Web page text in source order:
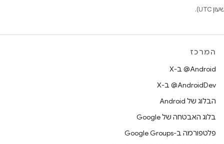
המרכז
‫‎@Android ב-X
‫‎@AndroidDev ב-X
הבלוג של Android
בלוג האבטחה של Google
פלטפורמה ב-Google Groups